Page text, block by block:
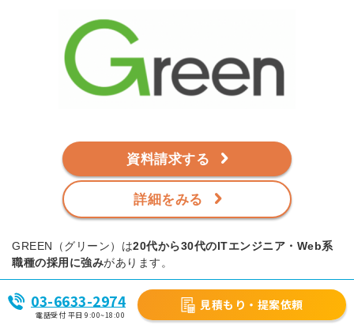
資料請求する
詳細をみる
GREEN（グリーン）は20代から30代のITエンジニア・Web系
職種の採用に強みがあります。
また、ITエンジニア・Web系職種以外の事務職や営業職の経験
者の登録も増えています。
03-6633-2974
電話受付 平日 9:00~18:00
見積もり・提案依頼